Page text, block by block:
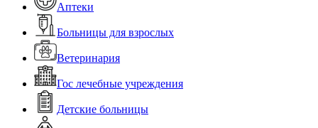
Аптеки
Больницы для взрослых
Ветеринария
Гос лечебные учреждения
Детские больницы